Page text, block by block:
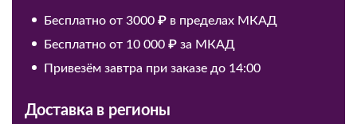
Бесплатно от 3000 ₽ в пределах МКАД
Бесплатно от 10 000 ₽ за МКАД
Привезём завтра при заказе до 14:00
Доставка в регионы